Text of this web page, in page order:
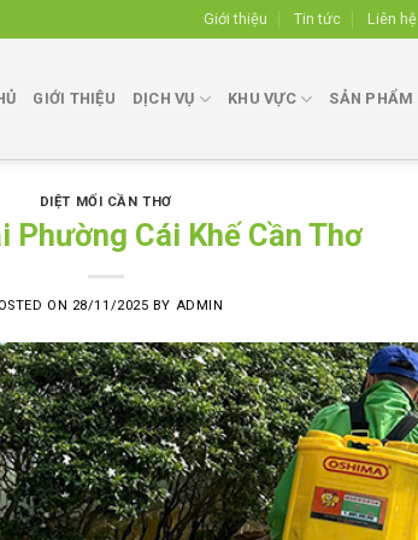
Giới thiệu Tin tức Liên hệ
GIỚI THIỆU DỊCH VỤ KHU VỰC SẢN PHẨM
DIỆT MỐI CẦN THƠ
Phường Cái Khế Cần Thơ
ON 28/11/2025 BY ADMIN